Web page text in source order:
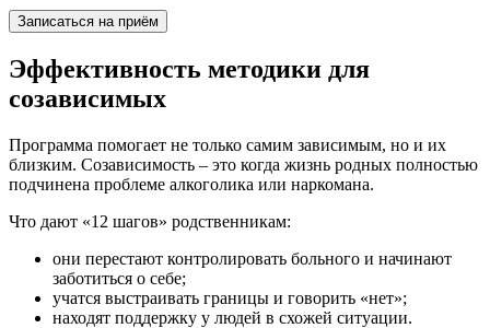
Записаться на приём
Эффективность методики для
созависимых
Программа помогает не только самим зависимым, но и их
близким. Созависимость – это когда жизнь родных полностью
подчинена проблеме алкоголика или наркомана.
Что дают «12 шагов» родственникам:
они перестают контролировать больного и начинают
заботиться о себе;
учатся выстраивать границы и говорить «нет»;
находят поддержку у людей в схожей ситуации.